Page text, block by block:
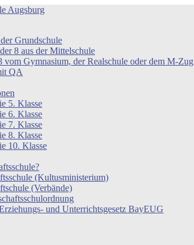
Grundschule
8 aus der Mittelschule
vom Gymnasium, der Realschule oder dem M-Zug
QA
5. Klasse
6. Klasse
7. Klasse
8. Klasse
10. Klasse
(Kultusministerium)
(Verbände)
und Unterrichtsgesetz BayEUG